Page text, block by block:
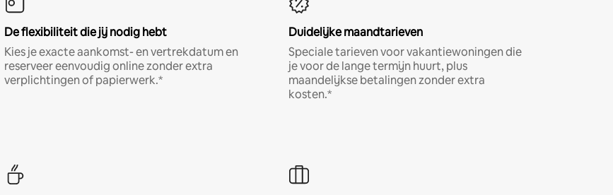
De flexibiliteit die jij nodig hebt
Kies je exacte aankomst- en vertrekdatum en
reserveer eenvoudig online zonder extra
verplichtingen of papierwerk.*
Duidelijke maandtarieven
Speciale tarieven voor vakantiewoningen die
je voor de lange termijn huurt, plus
maandelijkse betalingen zonder extra
kosten.*